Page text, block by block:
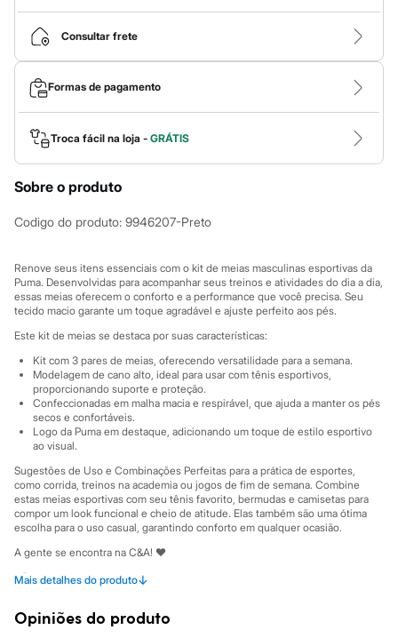
Óculos
Relógios
Calçados
Botas
Chinelos
Rasteirinhas
Sandálias
Sapatilhas
Tênis
Marcas
City
Clock House
Mindset
Yessica
Moda esportiva
Acessórios
Blusas
Leggings
Shorts e Bermudas
Tops
Moda íntima
Calcinhas
Cintas e Modeladores
Meias
Pijamas
Sutiãs e Tops
Moda praia
Biquínis
Maiôs
Saídas de praia
Personagens
Plus size
Blusas e Camisetas
Casacos e Jaquetas
Jeans
Consultar frete
Formas de pagamento
Troca fácil na loja - GRÁTIS
Sobre o produto
Codigo do produto: 9946207-Preto
Renove seus itens essenciais com o kit de meias masculinas esportivas da
Puma. Desenvolvidas para acompanhar seus treinos e atividades do dia a dia,
essas meias oferecem o conforto e a performance que você precisa. Seu
tecido macio garante um toque agradável e ajuste perfeito aos pés.
Este kit de meias se destaca por suas características:
Kit com 3 pares de meias, oferecendo versatilidade para a semana.
Modelagem de cano alto, ideal para usar com tênis esportivos,
proporcionando suporte e proteção.
Confeccionadas em malha macia e respirável, que ajuda a manter os pés
secos e confortáveis.
Logo da Puma em destaque, adicionando um toque de estilo esportivo
ao visual.
Sugestões de Uso e Combinações Perfeitas para a prática de esportes,
como corrida, treinos na academia ou jogos de fim de semana. Combine
estas meias esportivas com seu tênis favorito, bermudas e camisetas para
compor um look funcional e cheio de atitude. Elas também são uma ótima
escolha para o uso casual, garantindo conforto em qualquer ocasião.
A gente se encontra na C&A! ❤
Mais detalhes do produto↓
Informacoes gerais:
Cor : Preto
Esportivo
Opiniões do produto